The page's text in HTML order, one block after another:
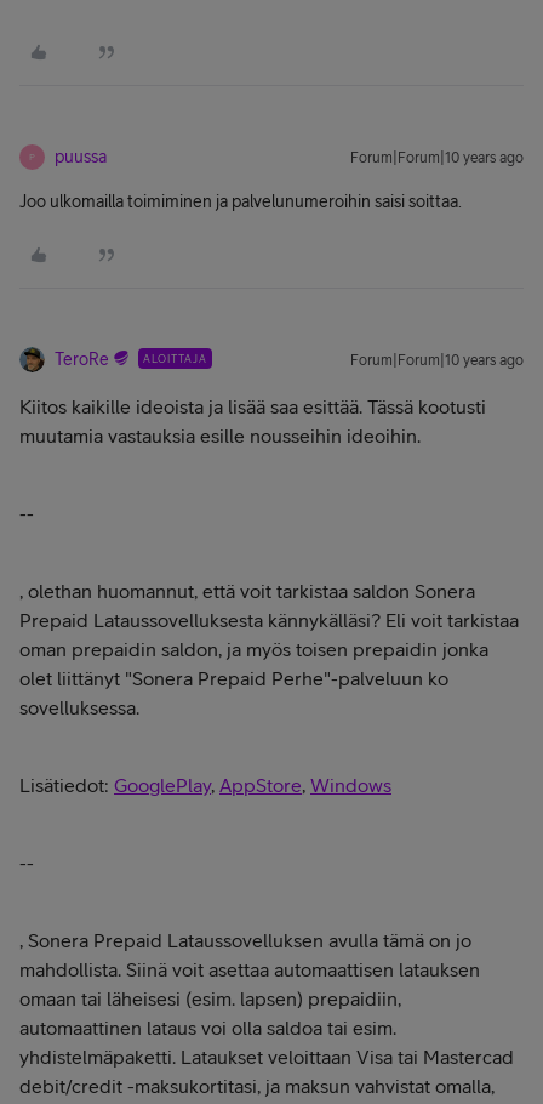
P puussa Forum|Forum|10 years ago
Joo ulkomailla toimiminen ja palvelunumeroihin saisi soittaa.
TeroRe ALOITTAJA Forum|Forum|10 years ago
Kiitos kaikille ideoista ja lisää saa esittää. Tässä kootusti
muutamia vastauksia esille nousseihin ideoihin.
--
, olethan huomannut, että voit tarkistaa saldon Sonera
Prepaid Lataussovelluksesta kännykälläsi? Eli voit tarkistaa
oman prepaidin saldon, ja myös toisen prepaidin jonka
olet liittänyt "Sonera Prepaid Perhe"-palveluun ko
sovelluksessa.
Lisätiedot: GooglePlay, AppStore, Windows
--
, Sonera Prepaid Lataussovelluksen avulla tämä on jo
mahdollista. Siinä voit asettaa automaattisen latauksen
omaan tai läheisesi (esim. lapsen) prepaidiin,
automaattinen lataus voi olla saldoa tai esim.
yhdistelmäpaketti. Lataukset veloittaan Visa tai Mastercad
debit/credit -maksukortitasi, ja maksun vahvistat omalla,